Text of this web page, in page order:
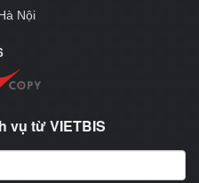
Nội
vụ từ VIETBIS